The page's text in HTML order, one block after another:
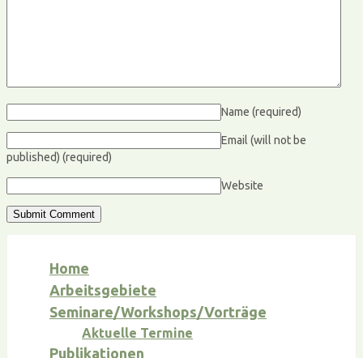
Name (required)
Email (will not be
published) (required)
Website
Home
Arbeitsgebiete
Seminare/Workshops/Vorträge
Aktuelle Termine
Publikationen